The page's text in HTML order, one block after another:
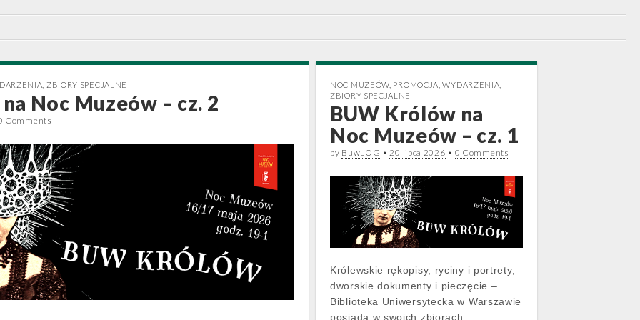
ZBIORY SPECJALNE
Noc Muzeów – cz. 2
Comments
NOC MUZEÓW PROMOCJA ,WYDARZENIA
ZBIORY SPECJALNE
BUW Królów na
Noc Muzeów – cz. 1
by BuwLOG •20 lipca 2026 • 0 Comments
Królewskie rękopisy, ryciny i portrety,
dworskie dokumenty i pieczęcie –
Biblioteka Uniwersytecka w Warszawie
posiada w swoich zbiorach